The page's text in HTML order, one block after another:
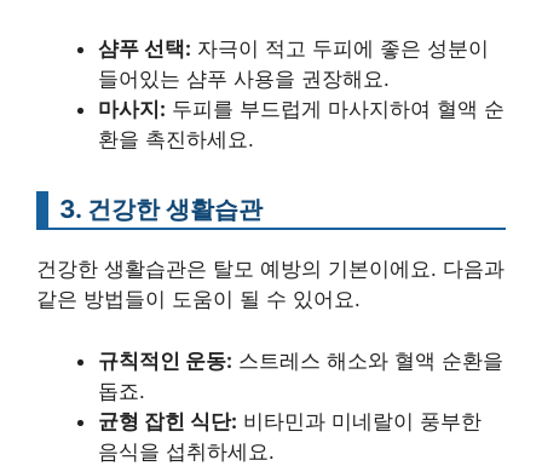
샴푸 선택: 자극이 적고 두피에 좋은 성분이
들어있는 샴푸 사용을 권장해요.
마사지: 두피를 부드럽게 마사지하여 혈액 순
환을 촉진하세요.
3. 건강한 생활습관
건강한 생활습관은 탈모 예방의 기본이에요. 다음과
같은 방법들이 도움이 될 수 있어요.
규칙적인 운동: 스트레스 해소와 혈액 순환을
돕죠.
균형 잡힌 식단: 비타민과 미네랄이 풍부한
음식을 섭취하세요.